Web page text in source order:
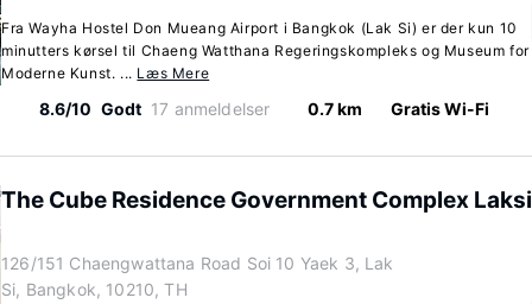
Fra Wayha Hostel Don Mueang Airport i Bangkok (Lak Si) er der kun 10
minutters kørsel til Chaeng Watthana Regeringskompleks og Museum for
Moderne Kunst. ... Læs Mere
8.6/10 Godt 17 anmeldelser 0.7 km Gratis Wi-Fi
The Cube Residence Government Complex Laksi
126/151 Chaengwattana Road Soi 10 Yaek 3, Lak
Si, Bangkok, 10210, TH